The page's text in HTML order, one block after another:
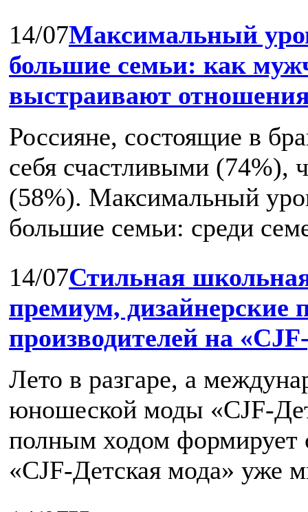
14/07Максимальный
большие семьи: как
выстраивают отношения
Россияне, состоящие в
себя счастливыми (74%),
(58%). Максимальный
большие семьи: среди
14/07Стильная
премиум, дизайнерские
производителей на
Лето в разгаре, а
юношеской моды «CJF-
полным ходом формирует
«CJF-Детская мода» уже